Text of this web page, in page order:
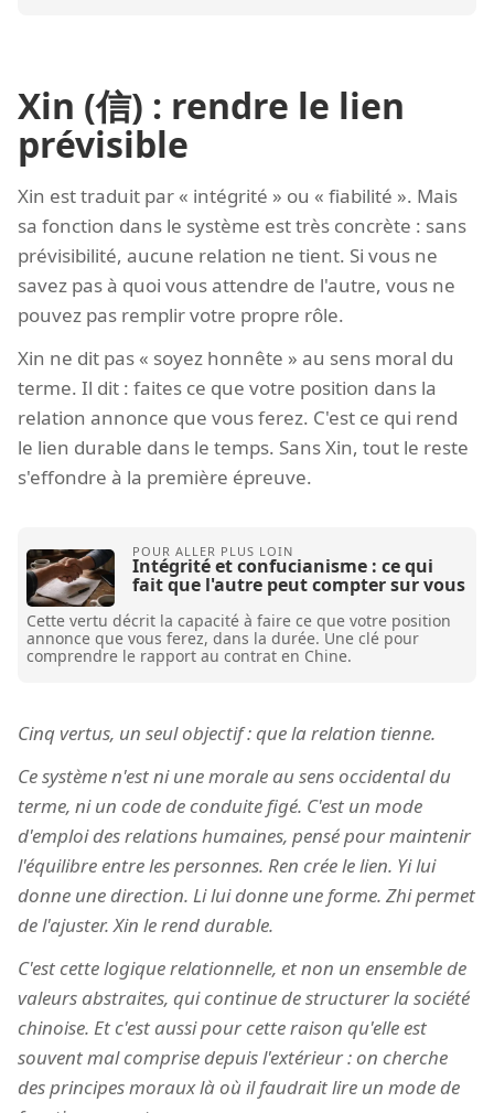
Xin (信) : rendre le lien
prévisible
Xin est traduit par « intégrité » ou « fiabilité ». Mais
sa fonction dans le système est très concrète : sans
prévisibilité, aucune relation ne tient. Si vous ne
savez pas à quoi vous attendre de l'autre, vous ne
pouvez pas remplir votre propre rôle.
Xin ne dit pas « soyez honnête » au sens moral du
terme. Il dit : faites ce que votre position dans la
relation annonce que vous ferez. C'est ce qui rend
le lien durable dans le temps. Sans Xin, tout le reste
s'effondre à la première épreuve.
Intégrité et confucianisme : ce qui
fait que l'autre peut compter sur vous
Cette vertu décrit la capacité à faire ce que votre position
annonce que vous ferez, dans la durée. Une clé pour
comprendre le rapport au contrat en Chine.
Cinq vertus, un seul objectif : que la relation tienne.
Ce système n'est ni une morale au sens occidental du
terme, ni un code de conduite figé. C'est un mode
d'emploi des relations humaines, pensé pour maintenir
l'équilibre entre les personnes. Ren crée le lien. Yi lui
donne une direction. Li lui donne une forme. Zhi permet
de l'ajuster. Xin le rend durable.
C'est cette logique relationnelle, et non un ensemble de
valeurs abstraites, qui continue de structurer la société
chinoise. Et c'est aussi pour cette raison qu'elle est
souvent mal comprise depuis l'extérieur : on cherche
des principes moraux là où il faudrait lire un mode de